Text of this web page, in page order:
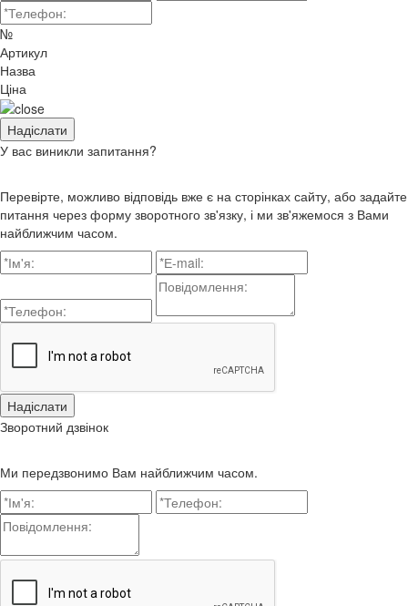
№
Артикул
Назва
Ціна
У вас виникли запитання?
Перевірте, можливо відповідь вже є на сторінках сайту, або задайте
питання через форму зворотного зв'язку, і ми зв'яжемося з Вами
найближчим часом.
Зворотний дзвінок
Ми передзвонимо Вам найближчим часом.